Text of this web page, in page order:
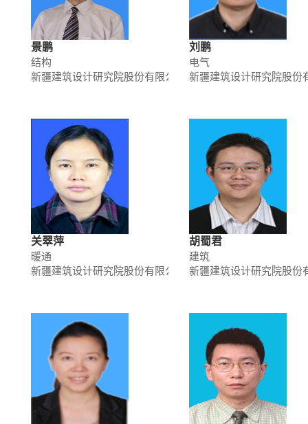
景鹏
结构
新疆建筑设计研究院股份有限公司
刘鹏
电气
新疆建筑设计研究院股份
关翠萍
暖通
新疆建筑设计研究院股份有限公司
胡蜀君
建筑
新疆建筑设计研究院股份